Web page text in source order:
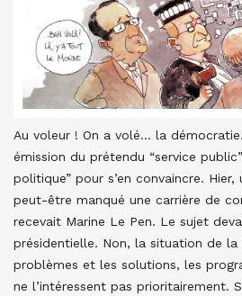
Au voleur ! On a volé… la
émission du prétendu “service
politique” pour s’en convaincre.
peut-être manqué une carrière de
recevait Marine Le Pen. Le sujet
présidentielle. Non, la situation de la
problèmes et les solutions, les
ne l’intéressent pas prioritairement.